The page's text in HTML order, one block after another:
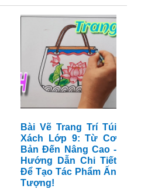
Bài Vẽ Trang Trí Túi
Xách Lớp 9: Từ Cơ
Bản Đến Nâng Cao -
Hướng Dẫn Chi Tiết
Để Tạo Tác Phẩm Ấn
Tượng!